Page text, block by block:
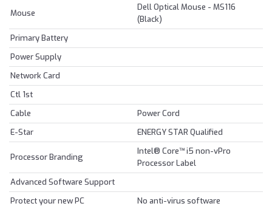
Mouse
Dell Optical Mouse - MS116
(Black)
Primary Battery
Power Supply
Network Card
Ctl 1st
Cable
Power Cord
E-Star
ENERGY STAR Qualified
Processor Branding
Intel® Core™ i5 non-vPro
Processor Label
Advanced Software Support
Protect your new PC
No anti-virus software